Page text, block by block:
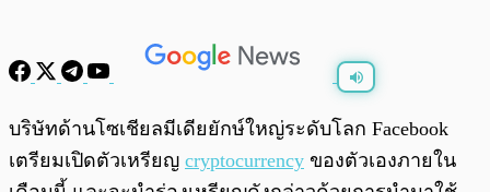
พร้อมเล่น
บริษัทด้านโซเชียลมีเดียยักษ์ใหญ่ระดับโลก Facebook
เตรียมเปิดตัวเหรียญ cryptocurrency ของตัวเองภายใน